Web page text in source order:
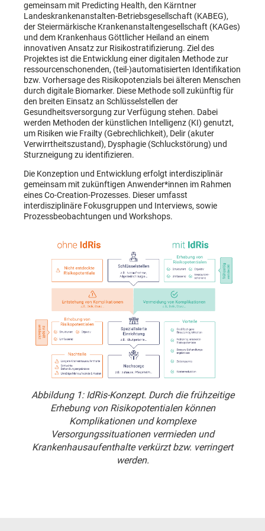
gemeinsam mit Predicting Health, den Kärntner
Landeskrankenanstalten-Betriebsgesellschaft (KABEG),
der Steiermärkische Krankenanstaltengesellschaft (KAGes)
und dem Krankenhaus Göttlicher Heiland an einem
innovativen Ansatz zur Risikostratifizierung. Ziel des
Projektes ist die Entwicklung einer digitalen Methode zur
ressourcenschonenden, (teil-)automatisierten Identifikation
bzw. Vorhersage des Risikopotenzials bei älteren Menschen
durch digitale Biomarker. Diese Methode soll zukünftig für
den breiten Einsatz an Schlüsselstellen der
Gesundheitsversorgung zur Verfügung stehen. Dabei
werden Methoden der künstlichen Intelligenz (KI) genutzt,
um Risiken wie Frailty (Gebrechlichkeit), Delir (akuter
Verwirrtheitszustand), Dysphagie (Schluckstörung) und
Sturzneigung zu identifizieren.
Die Konzeption und Entwicklung erfolgt interdisziplinär
gemeinsam mit zukünftigen Anwender*innen im Rahmen
eines Co-Creation-Prozesses. Dieser umfasst
interdisziplinäre Fokusgruppen und Interviews, sowie
Prozessbeobachtungen und Workshops.
Abbildung 1: IdRis-Konzept. Durch die frühzeitige
Erhebung von Risikopotentialen können
Komplikationen und komplexe
Versorgungssituationen vermieden und
Krankenhausaufenthalte verkürzt bzw. verringert
werden.